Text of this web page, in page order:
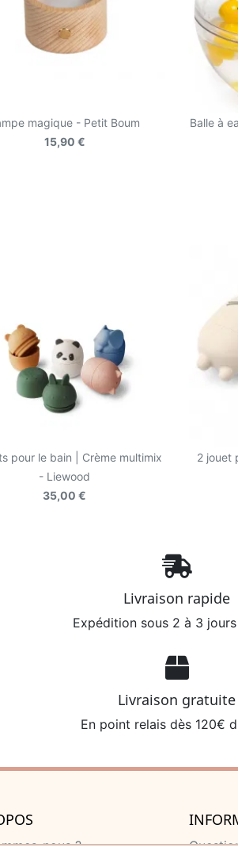
magique - Petit Boum
15,90 €
Balle à
pour le bain | Crème multimix
- Liewood
35,00 €
2 jouet
Livraison rapide
Expédition sous 2 à 3
Livraison gratuite
En point relais dès 120€
nous ?